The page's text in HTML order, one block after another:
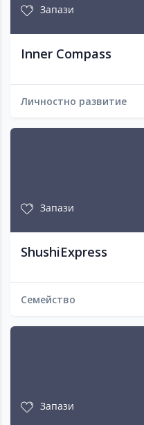
Запази
Inner Compass
Личностно развитие
Запази
ShushiExpress
Семейство
Запази